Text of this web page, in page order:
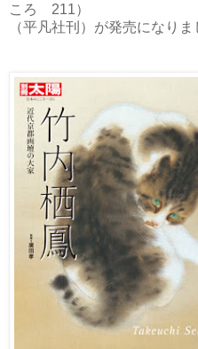
ころ 211）
（平凡社刊）が発売になりま